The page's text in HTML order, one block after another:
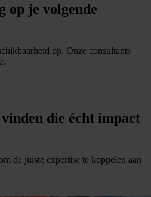
op je volgende
op. Onze consultants
die écht impact
de juiste expertise te koppelen aan